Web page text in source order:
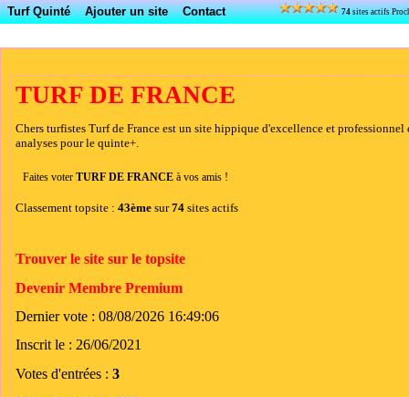
Turf Quinté Ajouter un site Contact 74sites actifs
TURF DE FRANCE
Chers turfistes Turf de France est un site hippique d'excellence et
analyses pour le quinte+.
Faites voter TURF DE FRANCE à vos amis !
Classement topsite : 43ème sur74 sites actifs
Trouver le site sur le topsite
Devenir Membre Premium
Dernier vote : 08/08/2026 16:49:06
Inscrit le : 26/06/2021
Votes d'entrées : 3